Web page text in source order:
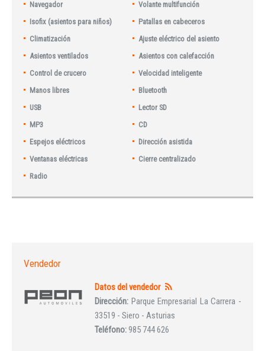
Navegador
Volante multifunción
Isofix (asientos para niños)
Patallas en cabeceros
Climatización
Ajuste eléctrico del asiento
Asientos ventilados
Asientos con calefacción
Control de crucero
Velocidad inteligente
Manos libres
Bluetooth
USB
Lector SD
MP3
CD
Espejos eléctricos
Dirección asistida
Ventanas eléctricas
Cierre centralizado
Radio
Vendedor
Datos del vendedor
Dirección: Parque Empresarial La Carrera -
33519 - Siero - Asturias
Teléfono:985 744 626